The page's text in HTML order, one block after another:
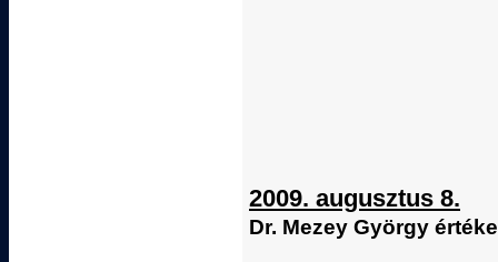
2009. augusztus 8.
Dr. Mezey György